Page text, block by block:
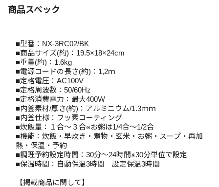
商品スペック
■型番：NX‐3RC02/BK
■商品サイズ(約)：19.5×18×24cm
■重量(約)：1.6kg
■電源コードの長さ(約)：1,2ｍ
■定格電圧：AC100V
■定格周波数：50/60Hz
■定格消費電力：最大400Ｗ
■内釜素材/厚さ(約)：アルミニウム/1.3ｍｍ
■内釜仕様：フッ素コーティング
■炊飯量：１合～３合※お粥は1/4合～1/2合
■機能：炊飯・早炊き・煮物・玄米・お粥・スープ・再加
熱・保温・予約
■調理予約設定時間：30分～24時間※30分単位で設定
■保温時間：自動保温3時間 設定保温3時間
【掲載商品に関して】